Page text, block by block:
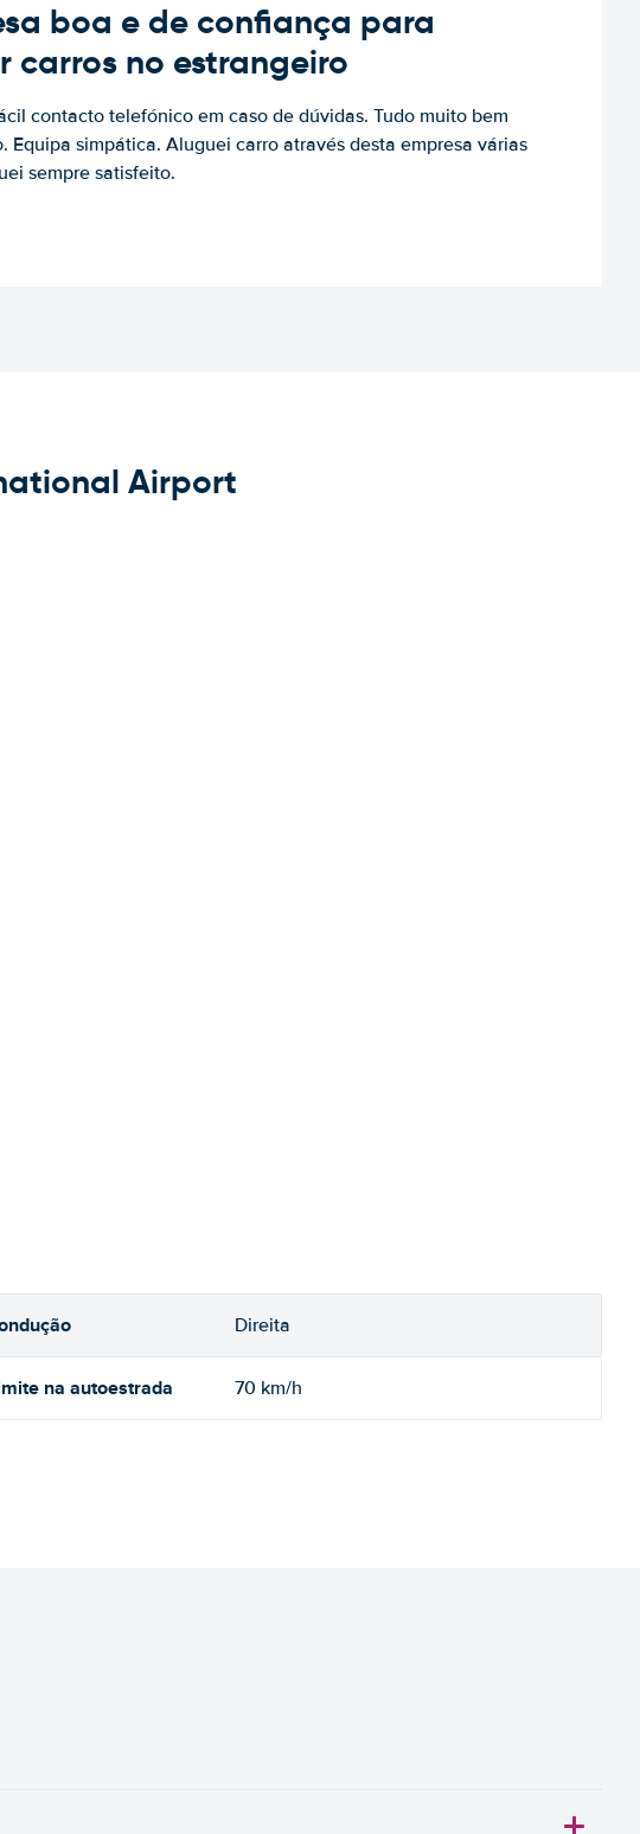
boa e de confiança para
carros no estrangeiro
contacto telefónico em caso de dúvidas. Tudo muito bem
Equipa simpática. Aluguei carro através desta empresa várias
sempre satisfeito.
Airport
Direita
na autoestrada 70 km/h